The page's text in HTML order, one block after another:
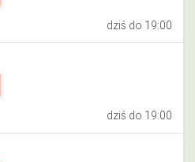
dziś do 19:00
dziś do 19:00